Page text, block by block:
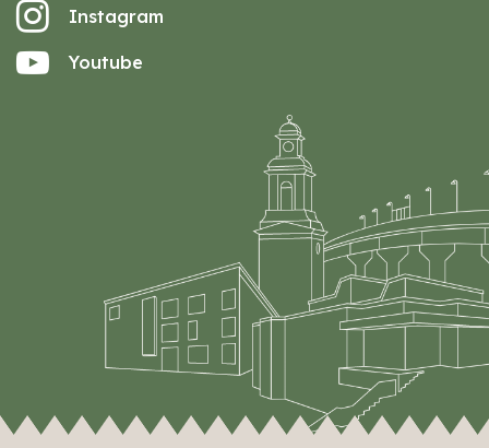
Instagram
Youtube